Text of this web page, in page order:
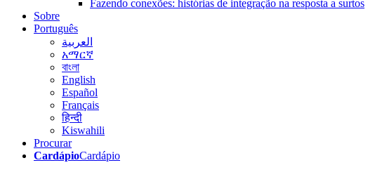
Fazendo conexões: histórias de integração na resposta a surtos
Sobre
Português
العربية
አማርኛ
বাংলা
English
Español
Français
हिन्दी
Kiswahili
Procurar
CardápioCardápio